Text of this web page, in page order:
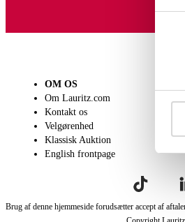
OM OS
Om Lauritz.com
Kontakt os
Velgørenhed
Klassisk Auktion
English frontpage
Brug af denne hjemmeside forudsætter accept af